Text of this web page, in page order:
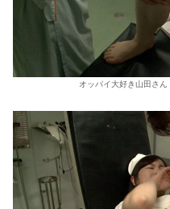
オッパイ大好き山田さ